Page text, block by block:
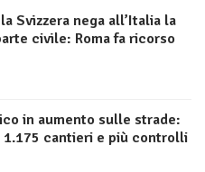
Svizzera nega all’Italia la
civile: Roma fa ricorso
in aumento sulle strade:
1.175 cantieri e più controlli